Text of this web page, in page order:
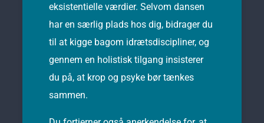
eksistentielle værdier. Selvom dansen
har en særlig plads hos dig, bidrager du
til at kigge bagom idrætsdiscipliner, og
gennem en holistisk tilgang insisterer
du på, at krop og psyke bør tænkes
sammen.